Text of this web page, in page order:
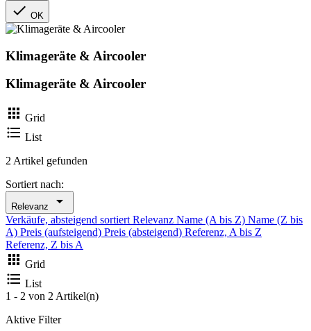
 OK
Klimageräte & Aircooler
Klimageräte & Aircooler
 Grid
 List
2 Artikel gefunden
Sortiert nach:
Relevanz 
Verkäufe, absteigend sortiert Relevanz Name (A bis Z) Name (Z bis
A) Preis (aufsteigend) Preis (absteigend) Referenz, A bis Z
Referenz, Z bis A
 Grid
 List
1 - 2 von 2 Artikel(n)
Aktive Filter